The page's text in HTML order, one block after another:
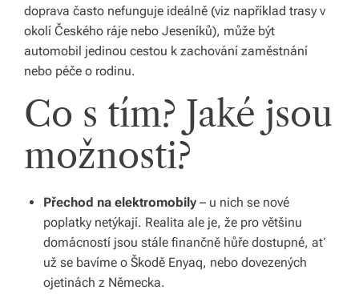
doprava často nefunguje ideálně (viz například trasy v
okolí Českého ráje nebo Jeseníků), může být
automobil jedinou cestou k zachování zaměstnání
nebo péče o rodinu.
Co s tím? Jaké jsou
možnosti?
Přechod na elektromobily – u nich se nové
poplatky netýkají. Realita ale je, že pro většinu
domácností jsou stále finančně hůře dostupné, ať
už se bavíme o Škodě Enyaq, nebo dovezených
ojetinách z Německa.